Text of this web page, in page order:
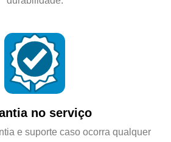
no serviço
e suporte caso ocorra qualquer